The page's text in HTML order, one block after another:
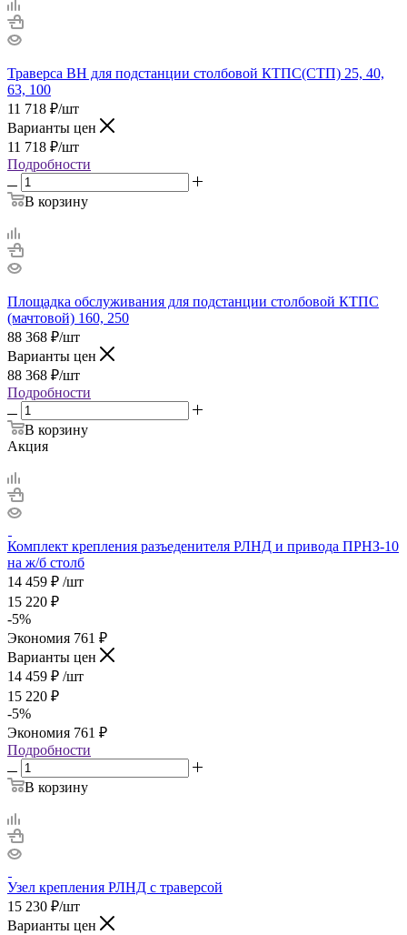
Траверса ВН для подстанции столбовой КТПС(СТП) 25, 40,
63, 100
11 718 ₽/шт
Варианты цен
11 718 ₽/шт
Подробности
В корзину
Площадка обслуживания для подстанции столбовой КТПС
(мачтовой) 160, 250
88 368 ₽/шт
Варианты цен
88 368 ₽/шт
Подробности
В корзину
Акция
Комплект крепления разъеденителя РЛНД и привода ПРНЗ-10
на ж/б столб
14 459 ₽ /шт
15 220 ₽
-5%
Экономия 761 ₽
Варианты цен
14 459 ₽ /шт
15 220 ₽
-5%
Экономия 761 ₽
Подробности
В корзину
Узел крепления РЛНД с траверсой
15 230 ₽/шт
Варианты цен